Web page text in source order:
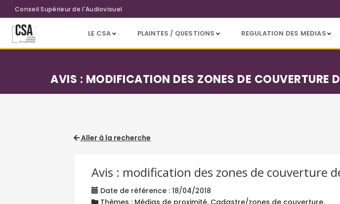
Aller au contenu principal
Conseil Supérieur de l'Audiovisuel
LE CSA PLAINTES / QUESTIONS REGULATION DES MEDIAS
AVIS : MODIFICATION DES ZONES DE COUVERTURE
Aller à la recherche
Avis : modification des zones de couverture
Date de référence : 18/04/2018
Thèmes : Médias de proximité, Cadastre/zones de couverture,